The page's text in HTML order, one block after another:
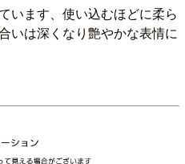
います、使い込むほどに柔ら
いは深くなり艶やかな表情に